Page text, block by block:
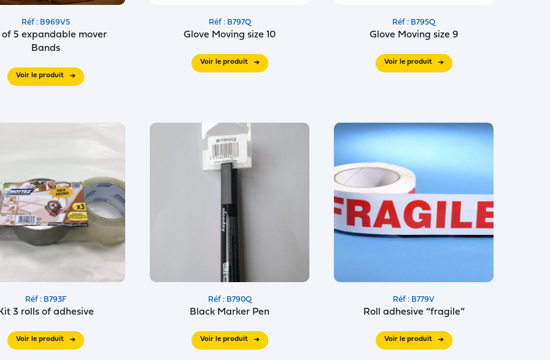
Réf : B969V5
of 5 expandable mover
Bands
Voir le produit
Réf : B797Q
Glove Moving size 10
Voir le produit
Réf : B795Q
Glove Moving size 9
Voir le produit
Réf : B793F
3 rolls of adhesive
Voir le produit
Réf : B790Q
Black Marker Pen
Voir le produit
Réf : B779V
Roll adhesive “fragile”
Voir le produit